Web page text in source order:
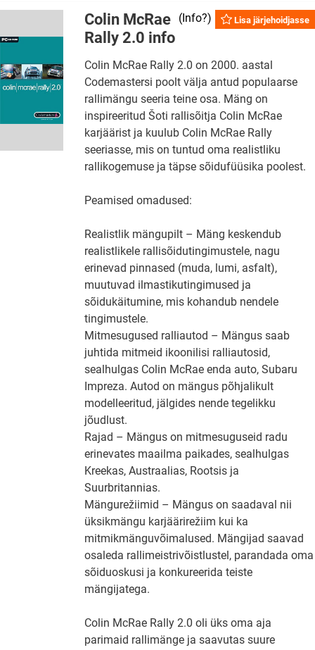
Lisa järjehoidjasse
(Info?)
Colin McRae
Rally 2.0 info
Colin McRae Rally 2.0 on 2000. aastal
Codemastersi poolt välja antud populaarse
rallimängu seeria teine osa. Mäng on
inspireeritud Šoti rallisõitja Colin McRae
karjäärist ja kuulub Colin McRae Rally
seeriasse, mis on tuntud oma realistliku
rallikogemuse ja täpse sõidufüüsika poolest.
Peamised omadused:
Realistlik mängupilt – Mäng keskendub
realistlikele rallisõidutingimustele, nagu
erinevad pinnased (muda, lumi, asfalt),
muutuvad ilmastikutingimused ja
sõidukäitumine, mis kohandub nendele
tingimustele.
Mitmesugused ralliautod – Mängus saab
juhtida mitmeid ikoonilisi ralliautosid,
sealhulgas Colin McRae enda auto, Subaru
Impreza. Autod on mängus põhjalikult
modelleeritud, jälgides nende tegelikku
jõudlust.
Rajad – Mängus on mitmesuguseid radu
erinevates maailma paikades, sealhulgas
Kreekas, Austraalias, Rootsis ja
Suurbritannias.
Mängurežiimid – Mängus on saadaval nii
üksikmängu karjäärirežiim kui ka
mitmikmänguvõimalused. Mängijad saavad
osaleda rallimeistrivõistlustel, parandada oma
sõiduoskusi ja konkureerida teiste
mängijatega.
Colin McRae Rally 2.0 oli üks oma aja
parimaid rallimänge ja saavutas suure